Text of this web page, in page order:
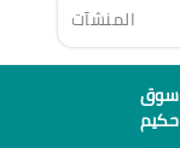
المنشآت
سوق
حكيم